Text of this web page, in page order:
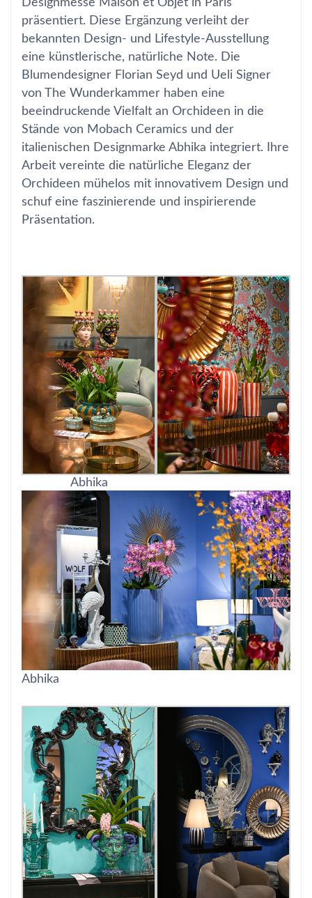
Designmesse Maison et Objet in Paris
präsentiert. Diese Ergänzung verleiht der
bekannten Design- und Lifestyle-Ausstellung
eine künstlerische, natürliche Note. Die
Blumendesigner Florian Seyd und Ueli Signer
von The Wunderkammer haben eine
beeindruckende Vielfalt an Orchideen in die
Stände von Mobach Ceramics und der
italienischen Designmarke Abhika integriert. Ihre
Arbeit vereinte die natürliche Eleganz der
Orchideen mühelos mit innovativem Design und
schuf eine faszinierende und inspirierende
Präsentation.
Abhika
Abhika